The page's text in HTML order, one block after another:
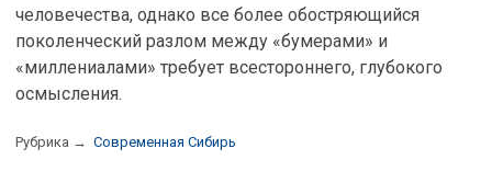
человечества, однако все более обостряющийся
поколенческий разлом между «бумерами» и
«миллениалами» требует всестороннего, глубокого
осмысления.
Рубрика → Современная Сибирь